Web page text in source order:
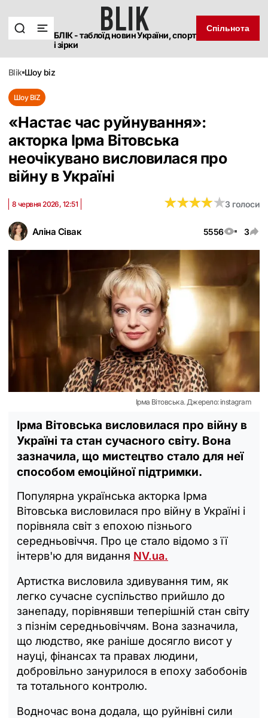
БЛІК - таблоїд новин України, спорт
і зірки
Спільнота
blik шоу biz
Шоу BIZ
«Настає час руйнування»:
акторка Ірма Вітовська
неочікувано висловилася про
війну в Україні
Аліна Сівак 5556 3
8 червня 2026, 12:51 ★★★★★
★★★★★3 голоси
Ірма Вітовська. Джерело: instagram
Ірма Вітовська висловилася про війну в
Україні та стан сучасного світу. Вона
зазначила, що мистецтво стало для неї
способом емоційної підтримки.
Популярна українська акторка Ірма
Вітовська висловилася про війну в Україні і
порівняла світ з епохою пізнього
середньовіччя. Про це стало відомо з її
інтерв'ю для видання NV.ua.
Артистка висловила здивування тим, як
легко сучасне суспільство прийшло до
занепаду, порівнявши теперішній стан світу
з пізнім середньовіччям. Вона зазначила,
що людство, яке раніше досягло висот у
науці, фінансах та правах людини,
добровільно занурилося в епоху забобонів
та тотального контролю.
Водночас вона додала, що руйнівні сили